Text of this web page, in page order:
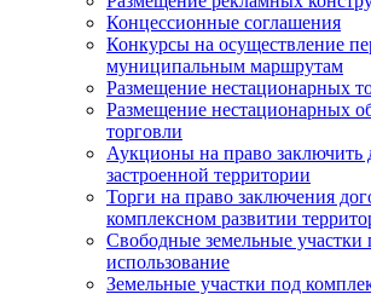
Концессионные соглашения
Конкурсы на осуществление
муниципальным маршрутам
Размещение нестационарных
Размещение нестационарных
торговли
Аукционы на право заключить
застроенной территории
Торги на право заключения
комплексном развитии
Свободные земельные участки
использование
Земельные участки под